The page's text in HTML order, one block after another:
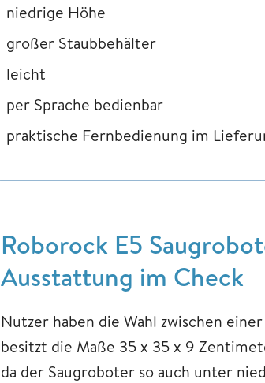
niedrige Höhe
großer Staubbehälter
leicht
per Sprache bedienbar
praktische Fernbedienung im
Roborock E5
Ausstattung im Check
Nutzer haben die Wahl zwischen
besitzt die Maße 35 x 35 x 9
da der Saugroboter so auch unter